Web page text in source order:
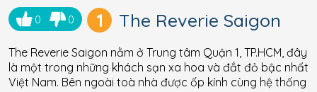
0 0 1 The Reverie Saigon
The Reverie Saigon nằm ở Trung tâm Quận 1, TP.HCM, đây
là một trong những khách sạn xa hoa và đắt đỏ bậc nhất
Việt Nam. Bên ngoài toà nhà được ốp kính cùng hệ thống